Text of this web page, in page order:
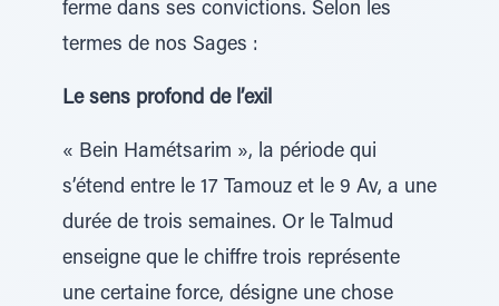
ferme dans ses convictions. Selon les
termes de nos Sages :
Le sens profond de l’exil
« Bein Hamétsarim », la période qui
s’étend entre le 17 Tamouz et le 9 Av, a une
durée de trois semaines. Or le Talmud
enseigne que le chiffre trois représente
une certaine force, désigne une chose